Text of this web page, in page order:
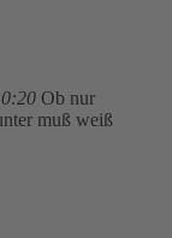
Ob nur
muß weiß